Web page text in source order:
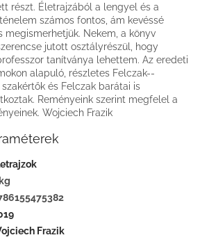
részt. Életrajzából a lengyel és a
számos fontos, ám kevéssé
megismerhetjük. Nekem, a könyv
jutott osztályrészül, hogy
tanítványa lehettem. Az eredeti
alapuló, részletes Felczak-­
és Felczak barátai is
Reményeink szerint megfelel a
Wojciech Frazik
Frazik